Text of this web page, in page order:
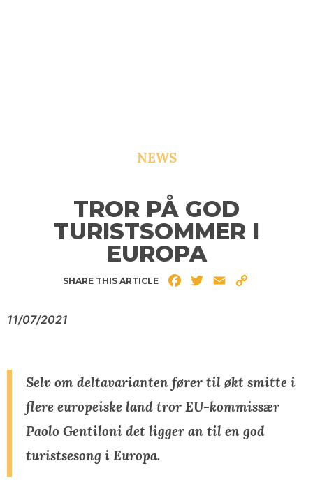
NEWS
TROR PÅ GOD
TURISTSOMMER I
EUROPA
SHARE THIS ARTICLE FacebookTwitterEmail
11/07/2021
Selv om deltavarianten fører til økt smitte i
flere europeiske land tror EU-kommissær
Paolo Gentiloni det ligger an til en god
turistsesong i Europa.